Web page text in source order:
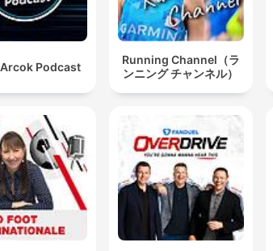
Podcast
Running Channel（ラ
ンニング チャンネル）